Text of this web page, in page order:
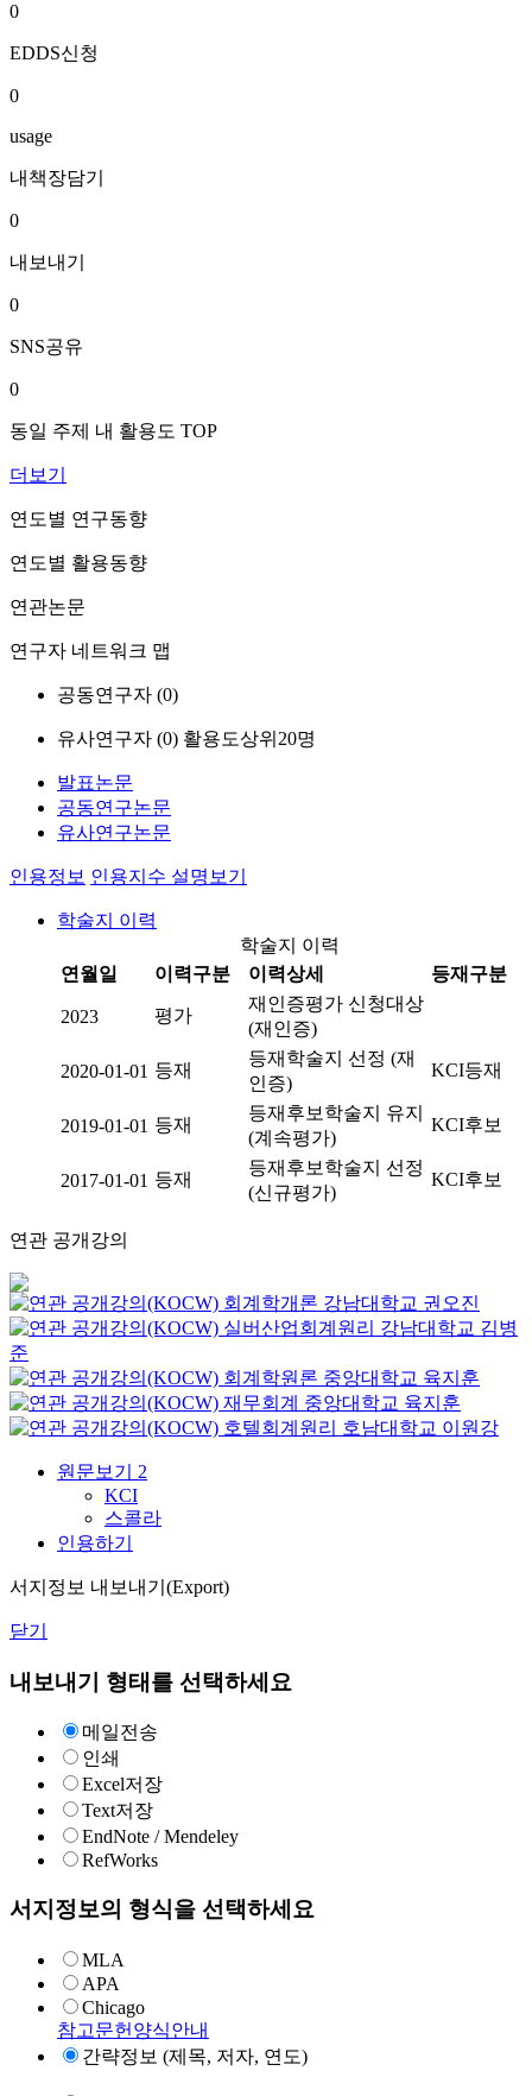
0
EDDS신청
0
usage
내책장담기
0
내보내기
0
SNS공유
0
동일 주제 내 활용도 TOP
더보기
연도별 연구동향
연도별 활용동향
연관논문
연구자 네트워크 맵
공동연구자 (0)
유사연구자 (0) 활용도상위20명
발표논문
공동연구논문
유사연구논문
인용정보 인용지수 설명보기
학술지 이력
학술지 이력
연월일
이력구분 이력상세 등재구분
2023 평가
재인증평가 신청대상
(재인증)
2020-01-01 등재
등재학술지 선정 (재
인증)
KCI등재
2019-01-01 등재
등재후보학술지 유지
(계속평가)
KCI후보
2017-01-01 등재
등재후보학술지 선정
(신규평가)
KCI후보
연관 공개강의
회계학개론 강남대학교 권오진
실버산업회계원리 강남대학교 김병
준
회계학원론 중앙대학교 육지훈
재무회계 중앙대학교 육지훈
호텔회계원리 호남대학교 이원강
원문보기 2
KCI
스콜라
인용하기
서지정보 내보내기(Export)
닫기
내보내기 형태를 선택하세요
메일전송
인쇄
Excel저장
Text저장
EndNote / Mendeley
RefWorks
서지정보의 형식을 선택하세요
MLA
APA
Chicago
참고문헌양식안내
간략정보 (제목, 저자, 연도)